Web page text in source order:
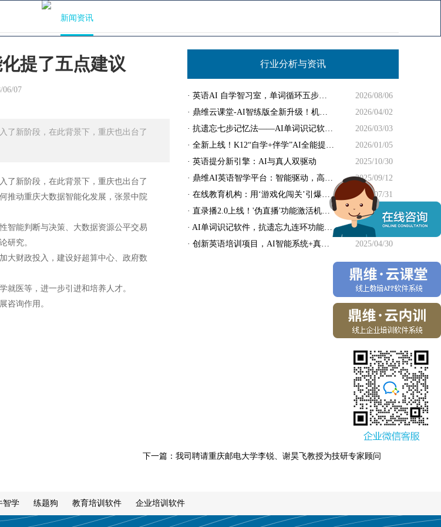
新闻资讯
提了五点建议
06/07
新阶段，在此背景下，重庆也出台了
新阶段，在此背景下，重庆也出台了
推动重庆大数据智能化发展，张景中院
能判断与决策、大数据资源公平交易
研究。
财政投入，建设好超算中心、政府数
医等，进一步引进和培养人才。
咨询作用。
行业分析与资讯
· 英语AI 自学智习室，单词循环五步法！
2026/08/06
· 鼎维云课堂-AI智练版全新升级！机构获利翻倍！
2026/04/02
· 抗遗忘七步记忆法——AI单词识记软件解析！
2026/03/03
· 全新上线！K12“自学+伴学”AI全能提分系统!
2026/01/05
· 英语提分新引擎：AI与真人双驱动
2025/10/30
· 鼎维AI英语智学平台：智能驱动，高效培训
2025/09/12
· 在线教育机构：用‘游戏化闯关’引爆用户增长！
2025/07/31
· 直录播2.0上线！'伪直播'功能激活机构营收新循环
2025/06/25
· AI单词识记软件，抗遗忘九连环功能解析！
2025/05/16
· 创新英语培训项目，AI智能系统+真人伴学！
2025/04/30
下一篇：我司聘请重庆邮电大学李锐、谢昊飞教授为技研专家顾问
智学 练题狗 教育培训软件 企业培训软件